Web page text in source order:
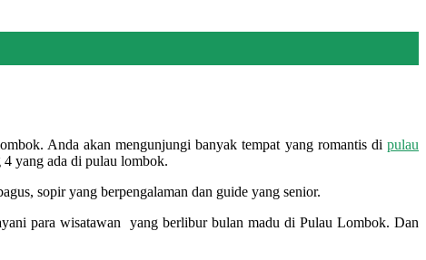
Anda akan mengunjungi banyak tempat yang romantis dipulau
4 yang ada di pulau lombok.
sopir yang berpengalaman dan guide yang senior.
para wisatawan yang berlibur bulan madu di Pulau Lombok. Dan